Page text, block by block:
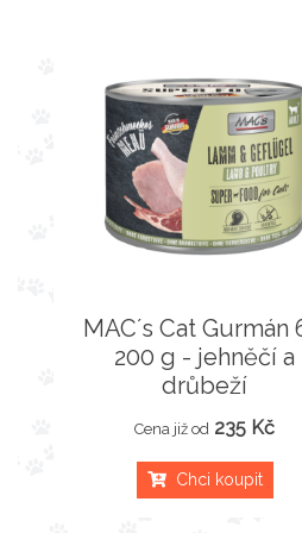
MAC´s Cat Gurmán
200 g - jehněčí a
drůbeží
Cena již od 235 Kč
Chci koupit